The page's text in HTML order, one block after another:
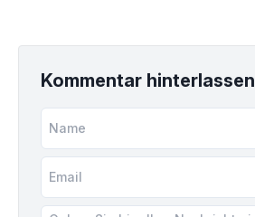
Kommentar hinterlassen